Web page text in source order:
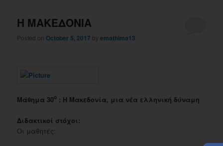
Η ΜΑΚΕΔΟΝΙΑ
Posted onOctober 5, 2017 byemathima13
Μάθημα 30ο : Η Μακεδονία, μια νέα ελληνική δύναμη
Διδακτικοί στόχοι:
Οι μαθητές: